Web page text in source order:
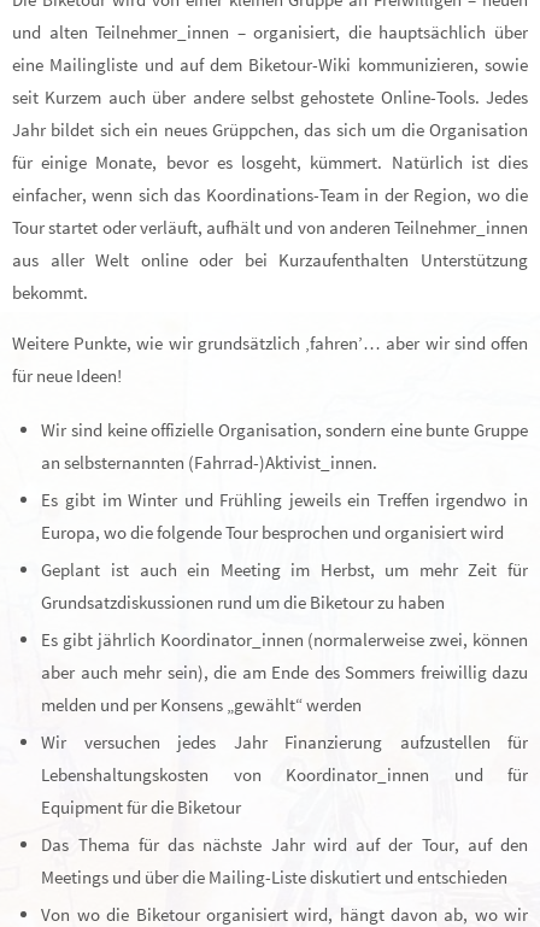
und alten Teilnehmer_innen – organisiert, die hauptsächlich über
eine Mailingliste und auf dem Biketour-Wiki kommunizieren, sowie
seit Kurzem auch über andere selbst gehostete Online-Tools. Jedes
Jahr bildet sich ein neues Grüppchen, das sich um die Organisation
für einige Monate, bevor es losgeht, kümmert. Natürlich ist dies
einfacher, wenn sich das Koordinations-Team in der Region, wo die
Tour startet oder verläuft, aufhält und von anderen Teilnehmer_innen
aus aller Welt online oder bei Kurzaufenthalten Unterstützung
bekommt.
Weitere Punkte, wie wir grundsätzlich ‚fahren’… aber wir sind offen
für neue Ideen!
Wir sind keine offizielle Organisation, sondern eine bunte Gruppe
an selbsternannten (Fahrrad-)Aktivist_innen.
Es gibt im Winter und Frühling jeweils ein Treffen irgendwo in
Europa, wo die folgende Tour besprochen und organisiert wird
Geplant ist auch ein Meeting im Herbst, um mehr Zeit für
Grundsatzdiskussionen rund um die Biketour zu haben
Es gibt jährlich Koordinator_innen (normalerweise zwei, können
aber auch mehr sein), die am Ende des Sommers freiwillig dazu
melden und per Konsens „gewählt“ werden
Wir versuchen jedes Jahr Finanzierung aufzustellen für
Lebenshaltungskosten von Koordinator_innen und für
Equipment für die Biketour
Das Thema für das nächste Jahr wird auf der Tour, auf den
Meetings und über die Mailing-Liste diskutiert und entschieden
Von wo die Biketour organisiert wird, hängt davon ab, wo wir